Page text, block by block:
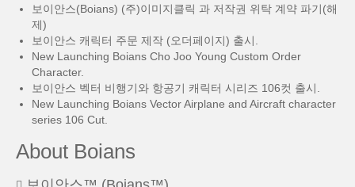
보이안스(Boians) (주)이미지클릭 과 저작권 위탁 계약 파기(해
제)
보이안스 캐릭터 주문 제작 (오더페이지) 출시.
New Launching Boians Cho Joo Young Custom Order
Character.
보이안스 벡터 비행기와 항공기 캐릭터 시리즈 106컷 출시.
New Launching Boians Vector Airplane and Aircraft character
series 106 Cut.
About Boians